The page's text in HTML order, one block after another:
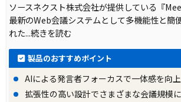
ソースネクスト株式会社が提供している『
最新のWeb会議システムとして多機能性と簡
れた...続きを読む
製品のおすすめポイント
AIによる発言者フォーカスで一体感を向上
拡張性の高い設計でさまざまな会議規模